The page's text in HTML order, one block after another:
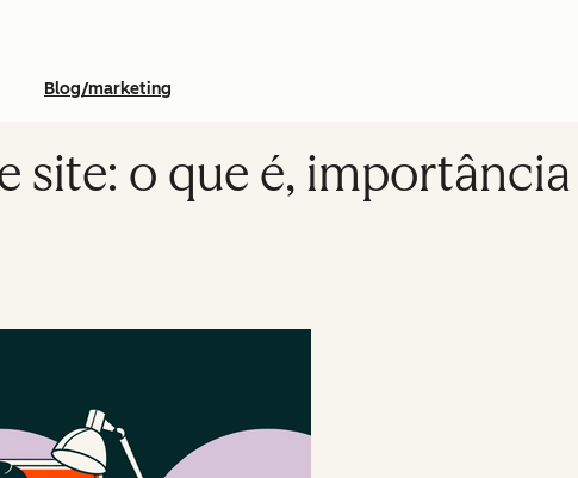
Blog/marketing
site: o que é, importância